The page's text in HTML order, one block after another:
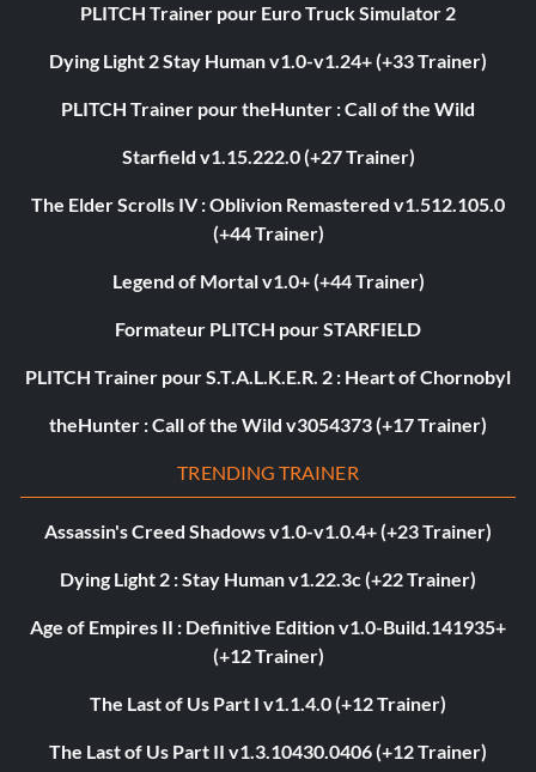
PLITCH Trainer pour Euro Truck Simulator 2
Dying Light 2 Stay Human v1.0-v1.24+ (+33 Trainer)
PLITCH Trainer pour theHunter : Call of the Wild
Starfield v1.15.222.0 (+27 Trainer)
The Elder Scrolls IV : Oblivion Remastered v1.512.105.0
(+44 Trainer)
Legend of Mortal v1.0+ (+44 Trainer)
Formateur PLITCH pour STARFIELD
PLITCH Trainer pour S.T.A.L.K.E.R. 2 : Heart of Chornobyl
theHunter : Call of the Wild v3054373 (+17 Trainer)
TRENDING TRAINER
Assassin's Creed Shadows v1.0-v1.0.4+ (+23 Trainer)
Dying Light 2 : Stay Human v1.22.3c (+22 Trainer)
Age of Empires II : Definitive Edition v1.0-Build.141935+
(+12 Trainer)
The Last of Us Part I v1.1.4.0 (+12 Trainer)
The Last of Us Part II v1.3.10430.0406 (+12 Trainer)